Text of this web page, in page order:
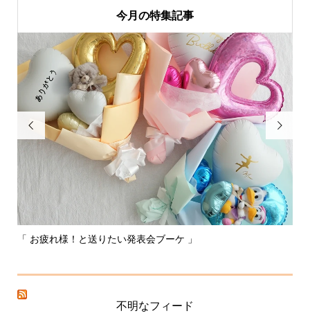
今月の特集記事

「 お疲れ様！と送りたい発表会ブーケ 」

不明なフィード